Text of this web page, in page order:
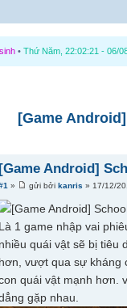
• Thứ Năm, 22:02:21 - 06/
[Game
[Game Android]
» gửi bởikanris » 17/12/
Là 1 game nhập vai
nhiều quái vật sẽ bị tiêu
hơn, vượt qua sự kháng
quái vật mạnh hơn.
gặp nhau.